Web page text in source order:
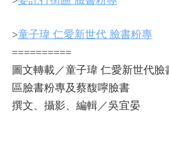
>童子瑋 仁愛新世代 臉書粉專
==========
圖文轉載／童子瑋 仁愛新世代
區臉書粉專及蔡馥嚀臉書
撰文、攝影、編輯／吳宜晏